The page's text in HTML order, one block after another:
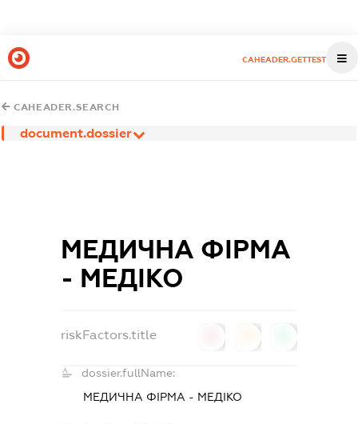
CAHEADER.GETTEST
CAHEADER.SEARCH
document.dossier
МЕДИЧНА ФІРМА
- МЕДІКО
riskFactors.title
dossier.fullName:
МЕДИЧНА ФІРМА - МЕДІКО